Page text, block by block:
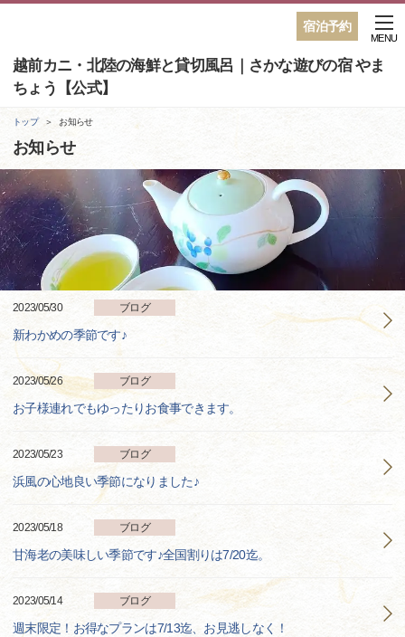
宿泊予約
越前カニ・北陸の海鮮と貸切風呂｜さかな遊びの宿 やま
ちょう【公式】
MENU
トップ お知らせ
お知らせ
2023/05/30 ブログ
新わかめの季節です♪
2023/05/26 ブログ
お子様連れでもゆったりお食事できます。
2023/05/23 ブログ
浜風の心地良い季節になりました♪
2023/05/18 ブログ
甘海老の美味しい季節です♪全国割りは7/20迄。
2023/05/14 ブログ
週末限定！お得なプランは7/13迄、お見逃しなく！